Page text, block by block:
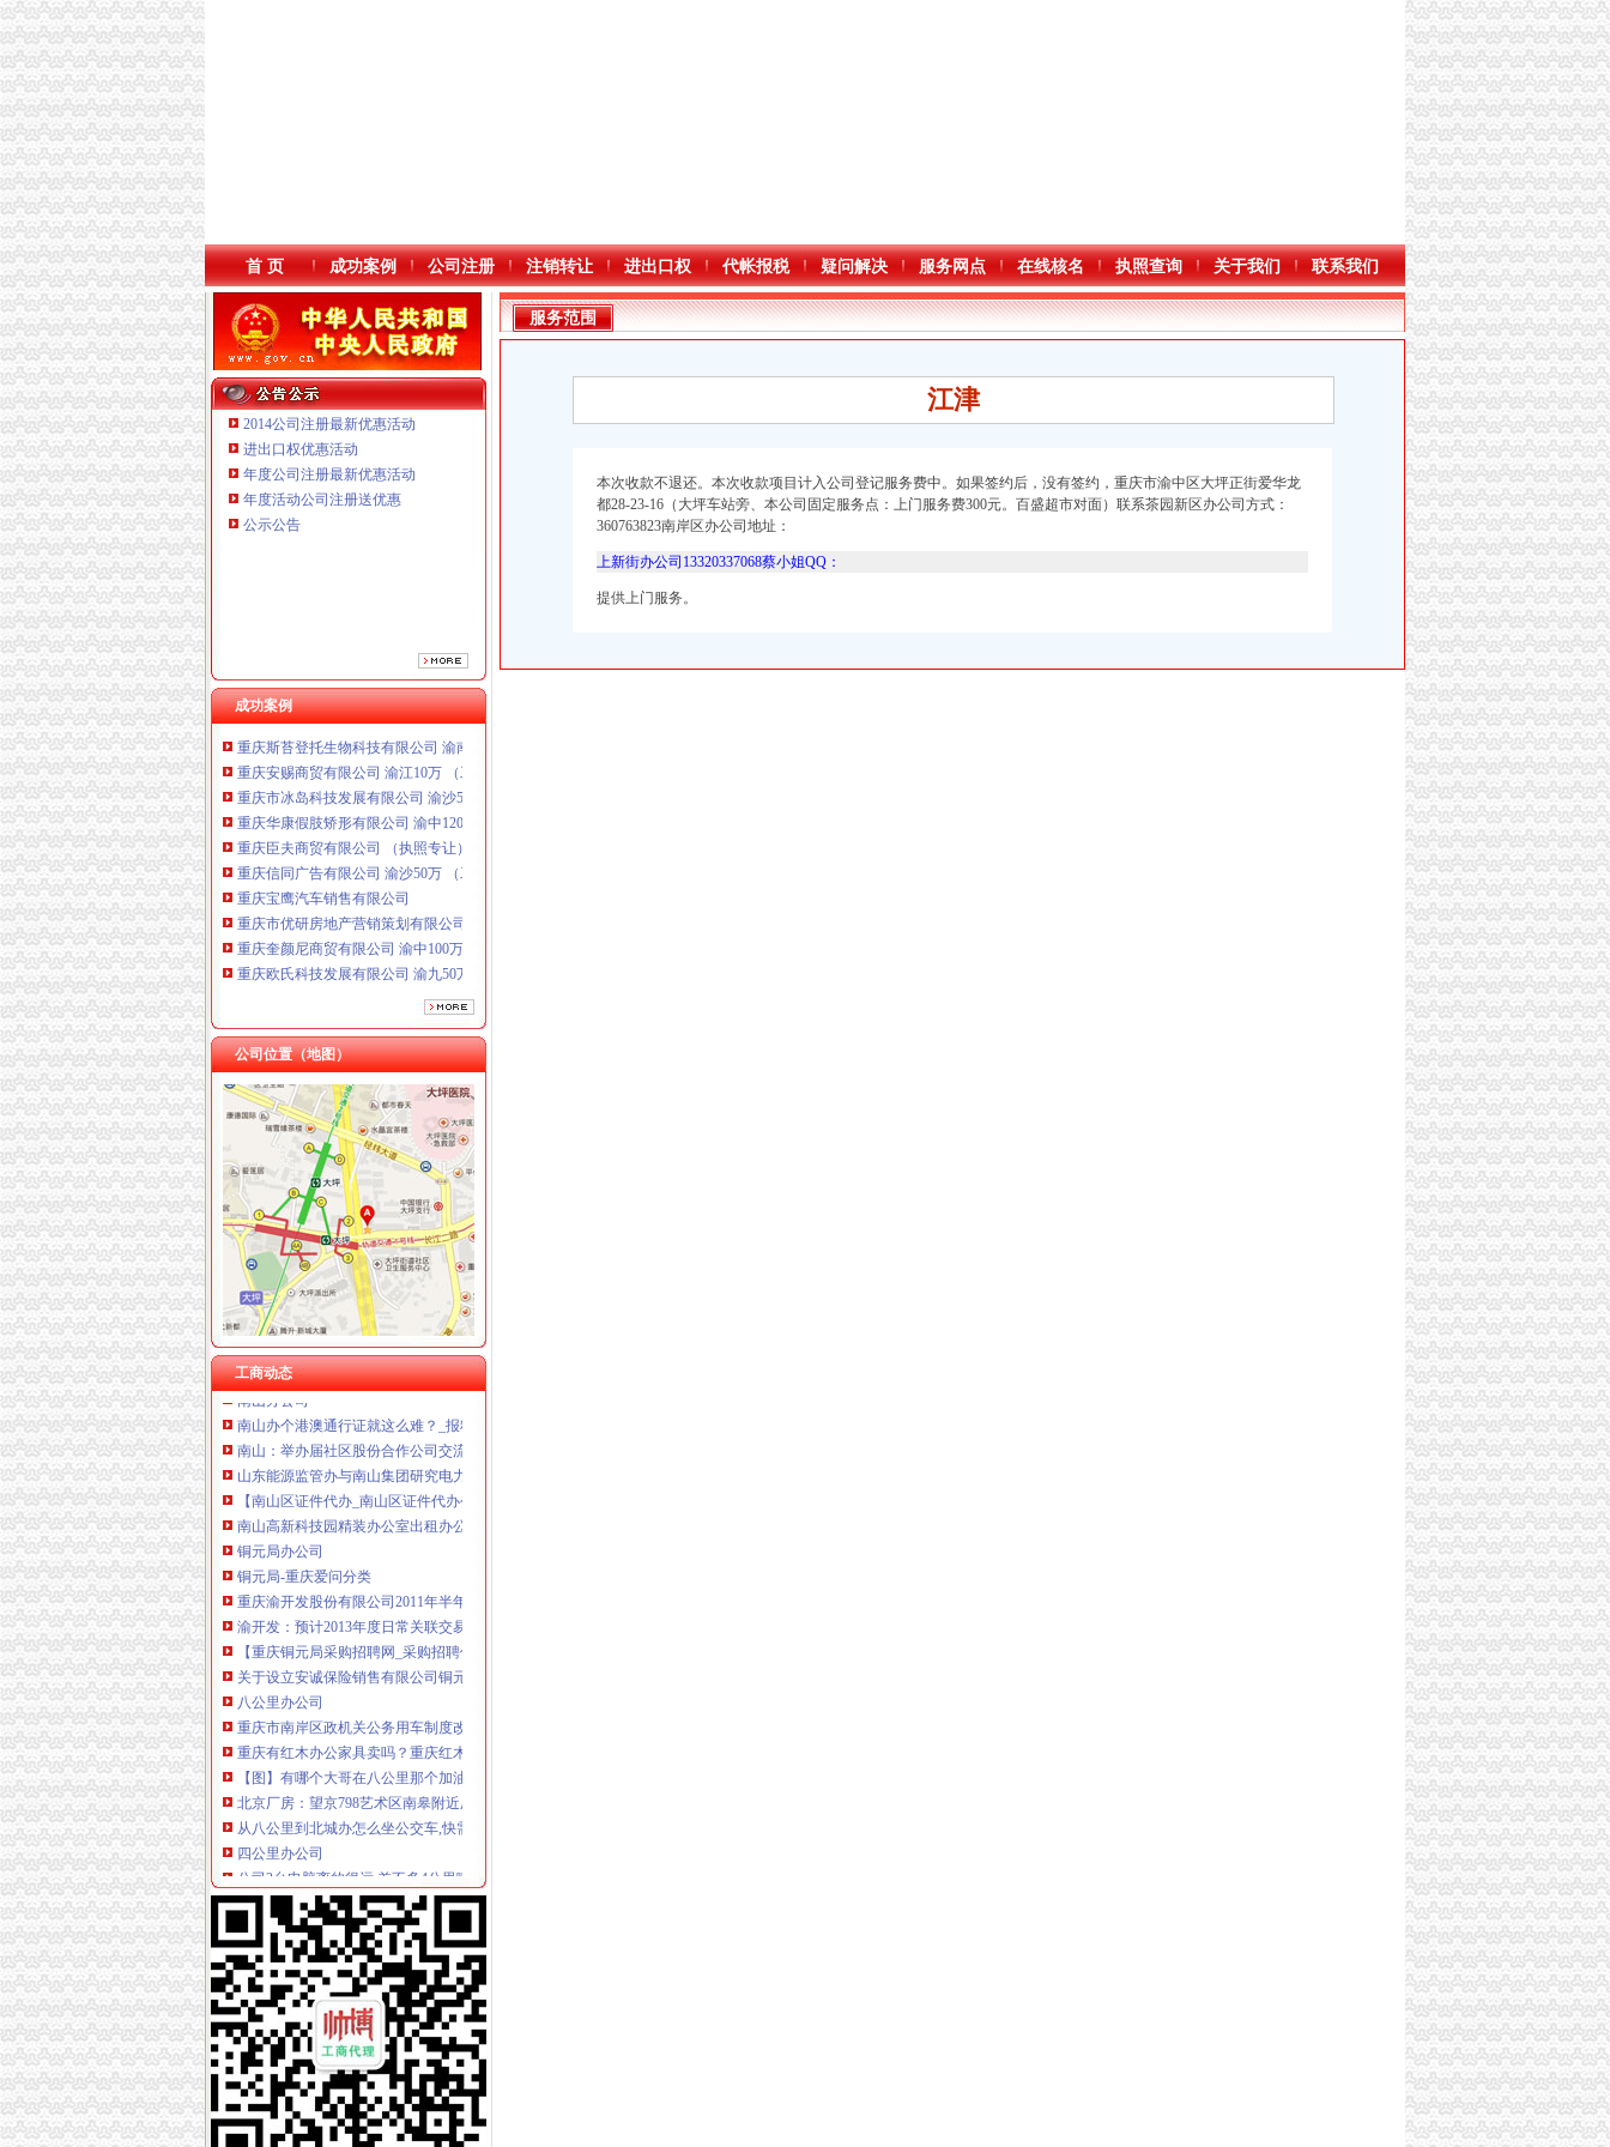
首 页 成功案例 公司注册 注销转让 进出口权 代帐报税 疑问解决 服务网点 在线核名 执照查询 关于我们 联系我们
2014公司注册最新优惠活动
进出口权优惠活动
年度公司注册最新优惠活动
年度活动公司注册送优惠
公示公告
成功案例
重庆奎颜尼商贸有限公司 渝中100万 （工商注册）
重庆欧氏科技发展有限公司 渝九50万 （进出口权）
重庆金品科技有限公司 渝南100万 （进出口权）
重庆斯苔登托生物科技有限公司 渝南10万 （工商注册）
重庆安赐商贸有限公司 渝江10万 （工商注册）
重庆市冰岛科技发展有限公司 渝沙50万 （进出口权）
重庆华康假肢矫形有限公司 渝中120万 （增资）
重庆臣夫商贸有限公司 （执照专让）
重庆信同广告有限公司 渝沙50万 （工商注册）
重庆宝鹰汽车销售有限公司
重庆市优研房地产营销策划有限公司
重庆奎颜尼商贸有限公司 渝中100万 （工商注册）
重庆欧氏科技发展有限公司 渝九50万 （进出口权）
重庆金品科技有限公司 渝南100万 （进出口权）
重庆斯苔登托生物科技有限公司 渝南10万 （工商注册）
重庆安赐商贸有限公司 渝江10万 （工商注册）
重庆市冰岛科技发展有限公司 渝沙50万 （进出口权）
公司位置（地图）
工商动态
海棠溪
海棠晓月周边驾校推荐,海棠溪学车多少钱南坪驾校
海棠溪立交公交查询_海棠溪立交公交线路_海棠溪立交地图
海棠溪附近酒店_海棠溪附近宾馆_海棠溪附近住宿_艺龙
风万种海棠溪-过眼云烟---搜狐博客
重庆南岸区南坪四公司海棠溪便民寄存分部-韵达快递网点
南山办公司
南山办个港澳通行证就这么难？_报料_民声汇_奥一报料_南都报系综合
南山：举办届社区股份合作公司交流活动_深圳明镜网
山东能源监管办与南山集团研究电力生产经营工作-北星输配电网
【南山区证件代办_南山区证件代办公司_南山区代办企业证件】-58到
南山高新科技园精装办公室出租办公配套齐全拎包办公非中介
铜元局办公司
铜元局-重庆爱问分类
重庆渝开发股份有限公司2011年半年度报告
渝开发：预计2013年度日常关联交易_股票频道_同花顺财经
【重庆铜元局采购招聘网_采购招聘信息】-重庆智联招聘
关于设立安诚保险销售有限公司铜元局营业部等2家分支机构的批复-
八公里办公司
重庆市南岸区政机关公务用车制度改革取消车辆拍卖公告（第1批）|
重庆有红木办公家具卖吗？重庆红木办公家具直销！去八公里广东办公
【图】有哪个大哥在八公里那个加油站办卡没得_重庆论坛_汽车之家论
北京厂房：望京798艺术区南皋附近厂房办公层高8米院-北京爱问
从八公里到北城办怎么坐公交车,快需要多久？-合肥公交查询
四公里办公司
公司2台电脑离的很远,差不多4公里哦,怎么办才能形成资源共享？_
王叔叔要去12千米以外的公司办事,去时乘出租车4公里以内收费10元
【途牛发】长滩岛丨太平洋上的7公里光【多图】_长滩岛游记_途牛
区许可办采取多种变通方式四项审批一日办结
【重庆四公里石材变处理公司_石材变处理价格】-重庆赶集网
上新街办公司
【上新街单位宿舍小区|上新街单位宿舍二手房/租房】-上海赶集网
重庆办理各国签证,办理各国签证资料_景点图片_重庆渝之旅国际旅行
王占勇：以科学发展观统领新街项目的开发和建设_华集团有限责任
民生街访住新房增菜市开门就能办齐七件事-社会新闻-东方网
电信办宽带送手机“新”手机120多张香艳照世相万千烟台新闻网
南岸周边办公司
服务范围
江津
本次收款不退还。本次收款项目计入公司登记服务费中。如果签约后，没有签约，重庆市渝中区大坪正街爱华龙
都28-23-16（大坪车站旁、本公司固定服务点：上门服务费300元。百盛超市对面）联系茶园新区办公司 方式：
360763823南岸区办公司地址：
上新街办公司13320337068蔡小姐QQ：
提供上门服务。